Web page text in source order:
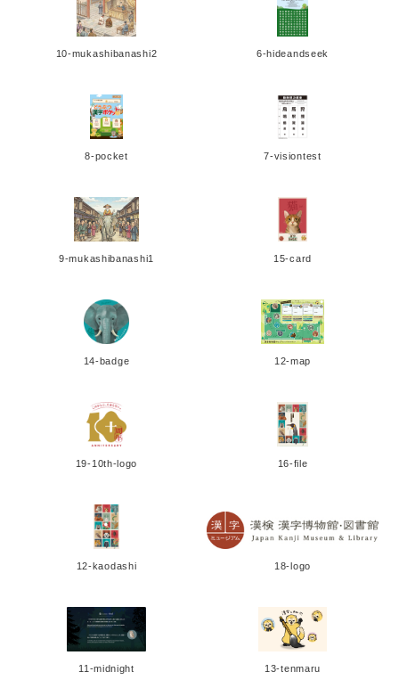
10-mukashibanashi2 6-hideandseek
8-pocket 7-visiontest
9-mukashibanashi1 15-card
14-badge 12-map
19-10th-logo 16-file
12-kaodashi 18-logo
11-midnight 13-tenmaru